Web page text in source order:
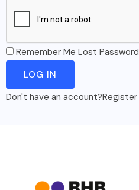
Remember Me Lost Password
Don't have an account?Register